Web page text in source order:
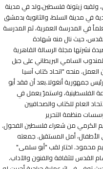
زيتونة فلسطين،ولد في مدينة
في مدينة السلط، والثانوية بدمشق
إلى فلسطين ويعُيّن معلماً في المدرسة العمرية، ثم المدرسة
حيث نال منه شهادة
نظم قصيدة نشرتها مجلة الرسالة القاهرية
السامي البريطاني على جبل
العمل. منحه "اتحاد كتاب آسيا
"اللوتس" السنوية للآداب، التي تسلمها في 1 تموز 1979 من رئيس جمهورية أنغولا.بعد أن فقد أبو
الفلسطينية، واستمرّ يعمل في
العام للكتاب والصحافيين
1980، ويعد الاتحاد أحد مؤسسات منظمة التحرير
الكرمي من شعراء فلسطين الفحول.
أمل المستقبل. جمعته
محمود. اختار لقب "أبو سلمى"
وقصائده.منحته منظمة التحرير الفلسطينية ، سنة 1990، وسام القدس للثقافة والفنون والآداب.